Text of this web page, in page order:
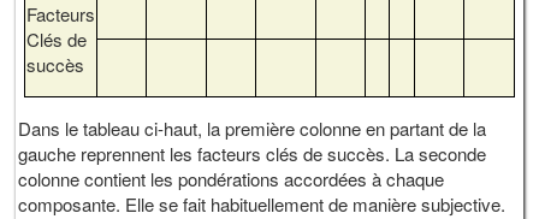
Facteurs
Clés de
succès
Dans le tableau ci-haut, la première colonne en partant de la
gauche reprennent les facteurs clés de succès. La seconde
colonne contient les pondérations accordées à chaque
composante. Elle se fait habituellement de manière subjective.